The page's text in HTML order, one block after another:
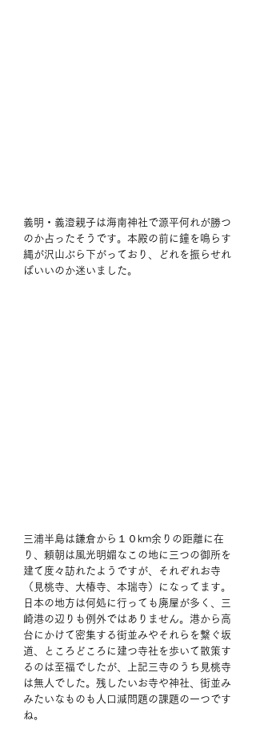
義明・義澄親子は海南神社で源平何れが勝つ
のか占ったそうです。本殿の前に鐘を鳴らす
縄が沢山ぶら下がっており、どれを振らせれ
ばいいのか迷いました。
三浦半島は鎌倉から１０km余りの距離に在
り、頼朝は風光明媚なこの地に三つの御所を
建て度々訪れたようですが、それぞれお寺
（見桃寺、大椿寺、本瑞寺）になってます。
日本の地方は何処に行っても廃屋が多く、三
崎港の辺りも例外ではありません。港から高
台にかけて密集する街並みやそれらを繋ぐ坂
道、ところどころに建つ寺社を歩いて散策す
るのは至福でしたが、上記三寺のうち見桃寺
は無人でした。残したいお寺や神社、街並み
みたいなものも人口減問題の課題の一つです
ね。